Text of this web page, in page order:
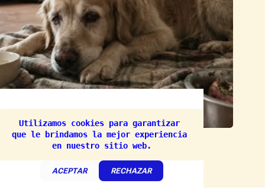
Utilizamos cookies para garantizar
que le brindamos la mejor experiencia
en nuestro sitio web.
ACEPTAR RECHAZAR
(62) Enfermedades ETA y cómo afectan a los perros